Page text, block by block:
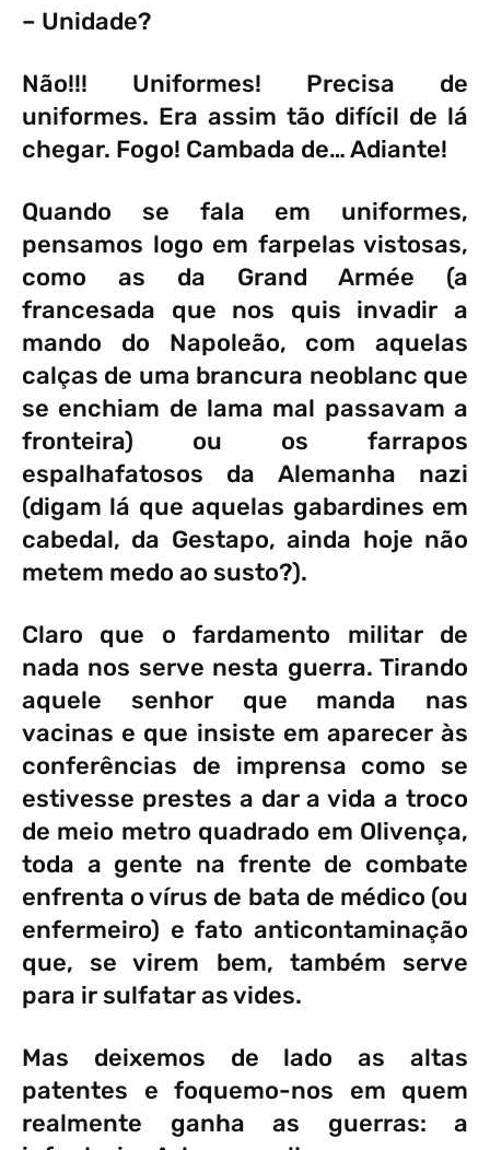
– Unidade?
Não!!! Uniformes! Precisa de
uniformes. Era assim tão difícil de lá
chegar. Fogo! Cambada de… Adiante!
Quando se fala em uniformes,
pensamos logo em farpelas vistosas,
como as da Grand Armée (a
francesada que nos quis invadir a
mando do Napoleão, com aquelas
calças de uma brancura neoblanc que
se enchiam de lama mal passavam a
fronteira) ou os farrapos
espalhafatosos da Alemanha nazi
(digam lá que aquelas gabardines em
cabedal, da Gestapo, ainda hoje não
metem medo ao susto?).
Claro que o fardamento militar de
nada nos serve nesta guerra. Tirando
aquele senhor que manda nas
vacinas e que insiste em aparecer às
conferências de imprensa como se
estivesse prestes a dar a vida a troco
de meio metro quadrado em Olivença,
toda a gente na frente de combate
enfrenta o vírus de bata de médico (ou
enfermeiro) e fato anticontaminação
que, se virem bem, também serve
para ir sulfatar as vides.
Mas deixemos de lado as altas
patentes e foquemo-nos em quem
realmente ganha as guerras: a